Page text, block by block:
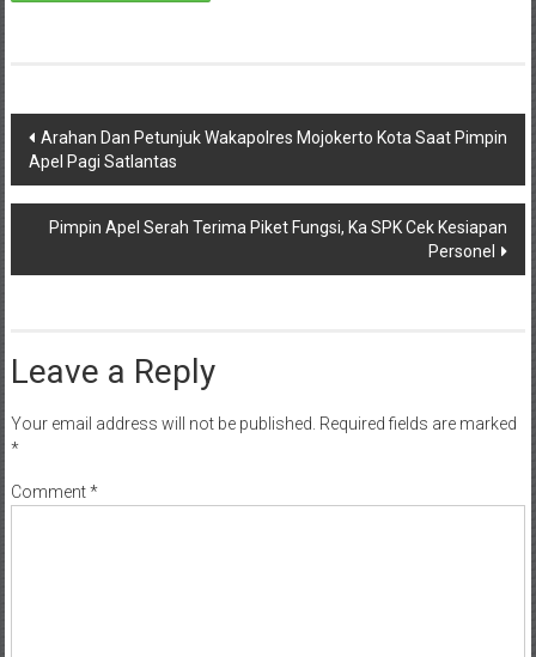
Post
navigation
Arahan Dan Petunjuk Wakapolres Mojokerto Kota Saat Pimpin
Apel Pagi Satlantas
Pimpin Apel Serah Terima Piket Fungsi, Ka SPK Cek Kesiapan
Personel
Leave a Reply
Your email address will not be published. Required fields are marked
*
Comment*